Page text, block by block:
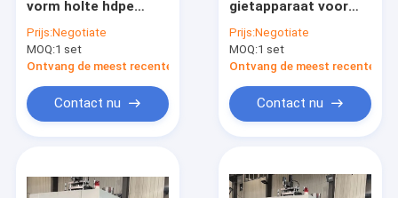
plastic fles schimmel
Plastic Auxiliary Machine
Verpakkende Hulpmachine
vorm holte hdpe
gietmachine MP80D
Prijs:Negotiate
MOQ:1 set
Ontvang de meest recente Prijs
Contact nu
gietapparaat voor
Geavanceerde
technologie
Superieure
Prijs:Negotiate
MOQ:1 set
Ontvang de meest recente
Contact nu